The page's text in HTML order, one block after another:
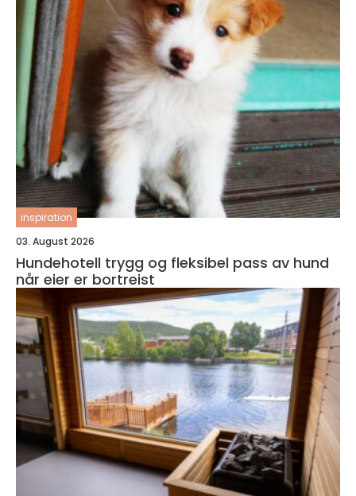
inspiration
03. August 2026
Hundehotell trygg og fleksibel pass av hund
når eier er bortreist